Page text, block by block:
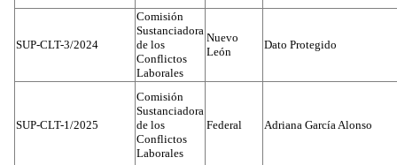
SUP-CLT-3/2024
Comisión
Sustanciadora
de los
Conflictos
Laborales
Nuevo
León
Dato Protegido
SUP-CLT-1/2025
Comisión
Sustanciadora
de los
Conflictos
Laborales
Federal Adriana García Alonso